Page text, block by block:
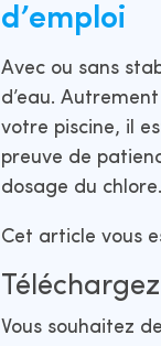
d’emploi
Avec ou sans
d’eau.
votre piscine, il
preuve de
dosage du chlore.
Cet article vous
Vous souhaitez